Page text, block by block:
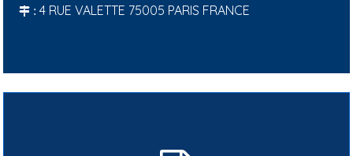
: 4 RUE VALETTE 75005 PARIS FRANCE